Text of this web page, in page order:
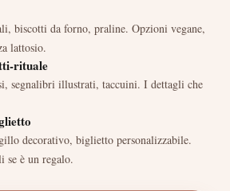
biscotti da forno, praline. Opzioni vegane,
lattosio.
rituale
segnalibri illustrati, taccuini. I dettagli che
decorativo, biglietto personalizzabile.
se è un regalo.